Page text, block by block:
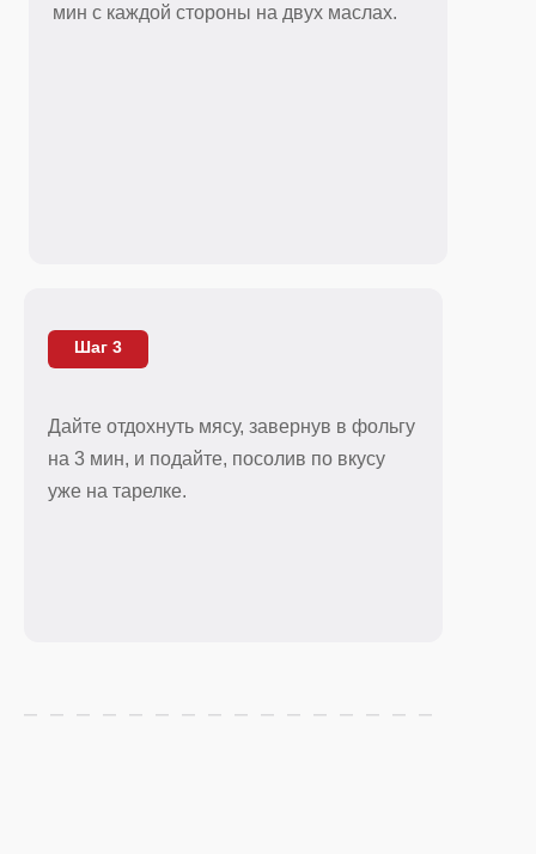
мин с каждой стороны на двух маслах.
Шаг 3
Дайте отдохнуть мясу, завернув в фольгу
на 3 мин, и подайте, посолив по вкусу
уже на тарелке.